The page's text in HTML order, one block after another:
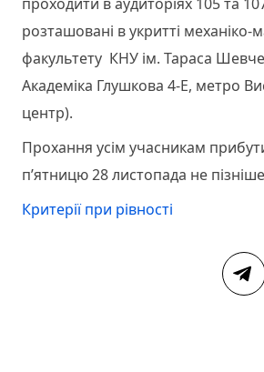
розташовані в укритті
факультету КНУ ім. Тараса
Академіка Глушкова 4-Е, метро
центр).
Прохання усім учасникам
пʼятницю 28 листопада не
Критерії при рівності